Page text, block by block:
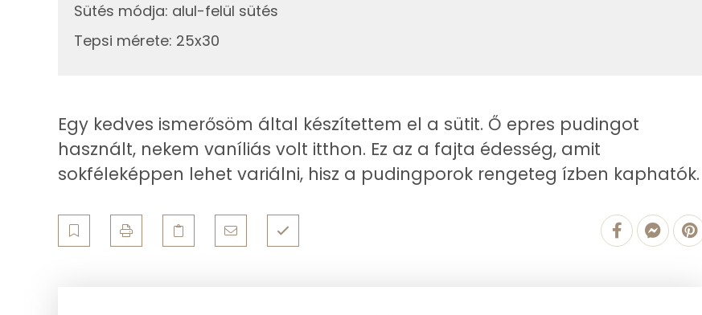
125g tejföl
Telített zsírsav
Koleszterin
128 mg
Ásványi anyagok
Összesen
841.4 g
Sütés módja: alul-felül sütés
Tepsi mérete: 25x30
Egy kedves ismerősöm által készítettem el a sütit. Ő epres pudingot
használt, nekem vaníliás volt itthon. Ez az a fajta édesség, amit
sokféleképpen lehet variálni, hisz a pudingporok rengeteg ízben kaphatók.